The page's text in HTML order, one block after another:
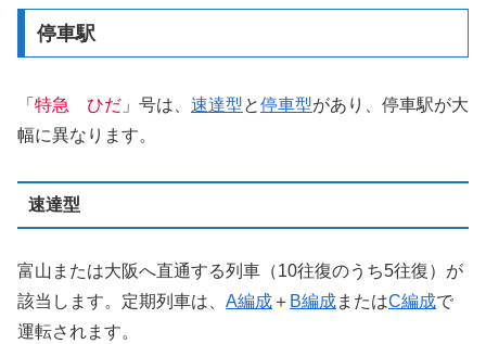
停車駅
「 特急 ひだ 」号は、 速達型と停車型があり、停車駅が大
幅に異なります。
速達型
富山または大阪へ直通する列車（10往復のうち5往復）が
該当します。定期列車は、 A編成 ＋ B編成またはC編成で
運転されます。